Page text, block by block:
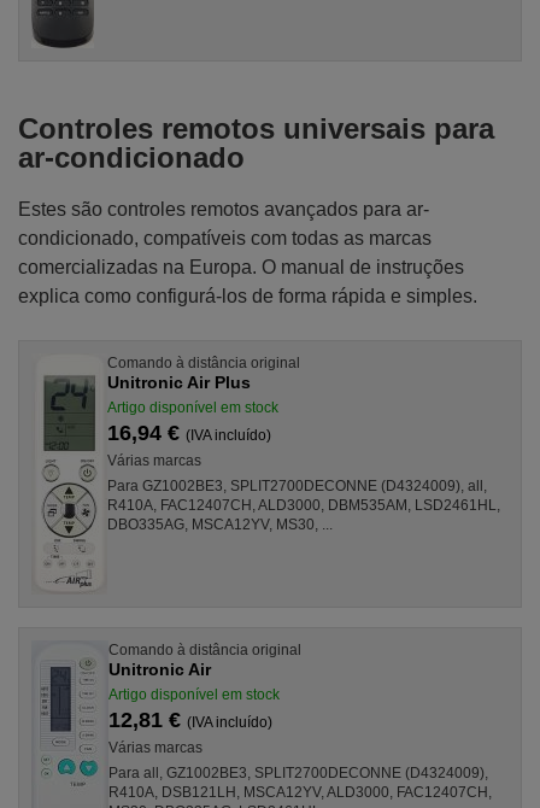
Controles remotos universais para
ar-condicionado
Estes são controles remotos avançados para ar-
condicionado, compatíveis com todas as marcas
comercializadas na Europa. O manual de instruções
explica como configurá-los de forma rápida e simples.
Comando à distância original
Unitronic Air Plus
Artigo disponível em stock
16,94 € (IVA incluído)
Várias marcas
Para GZ1002BE3, SPLIT2700DECONNE (D4324009), all,
R410A, FAC12407CH, ALD3000, DBM535AM, LSD2461HL,
DBO335AG, MSCA12YV, MS30, ...
Comando à distância original
Unitronic Air
Artigo disponível em stock
12,81 € (IVA incluído)
Várias marcas
Para all, GZ1002BE3, SPLIT2700DECONNE (D4324009),
R410A, DSB121LH, MSCA12YV, ALD3000, FAC12407CH,